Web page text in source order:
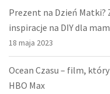
Prezent na Dzień Matki?
inspiracje na DIY dla mam
18 maja 2023
Ocean Czasu – film,
HBO Max